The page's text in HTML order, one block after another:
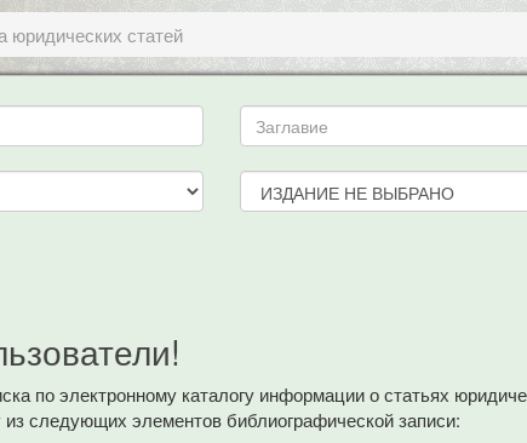
юридических статей
по электронному каталогу информации о статьях
следующих элементов библиографической записи: